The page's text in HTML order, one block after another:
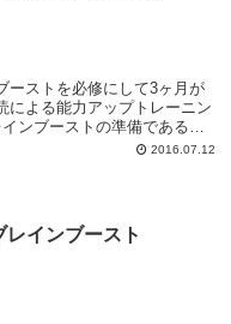
ーストを必修にして3ヶ月が
による能力アップトレーニン
ンブーストの準備である、
2016.07.12
レインブースト